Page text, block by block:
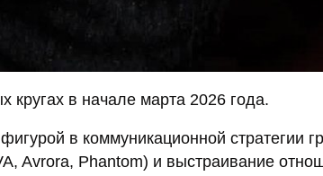
в начале марта 2026 года.
в коммуникационной стратегии
Avrora, Phantom) и выстраивание